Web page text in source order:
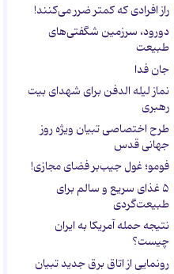
راز افرادی که کمتر ضرر می‌کنند!
دورود، سرزمین شگفتی‌های
طبیعت
جان فدا
نماز لیله الدفن برای شهدای بیت
رهبری
طرح اختصاصی تبیان ویژه روز
جهانی قدس
فومو؛ غول جیب‌بر فضای مجازی!
۵ غذای سریع و سالم برای
طبیعت‌گردی
نتیجه حمله آمریکا به ایران
چیست؟
رونمایی از اتاق برق جدید تبیان